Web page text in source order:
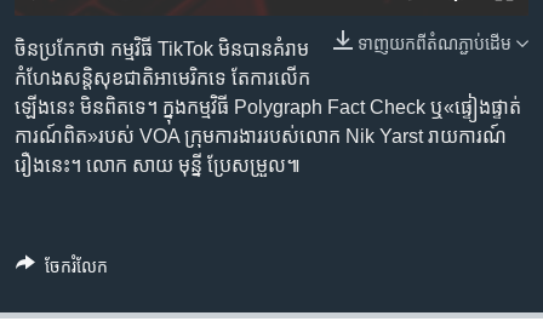
កាន់​
ទំព័រ​
ស្វែង​
រក
ភាសា
ទាញ​យក​ពី​តំណភ្ជាប់​ដើម
ចិនប្រកែកថា កម្មវិធី TikTok មិនបានគំរាម
កំហែងសន្តិសុខជាតិអាមេរិកទេ តែការលើក
ឡើងនេះ មិនពិតទេ។ ក្នុងកម្មវិធី Polygraph Fact Check ឬ«ផ្ទៀងផ្ទាត់
ការណ៍ពិត»របស់ VOA ក្រុមការងាររបស់លោក Nik Yarst រាយការណ៍
រឿងនេះ។ លោក សាយ មុន្នី ប្រែសម្រួល៕
ចែករំលែក